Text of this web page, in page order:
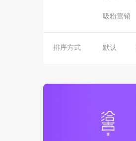
吸粉营销
排序方式 默认